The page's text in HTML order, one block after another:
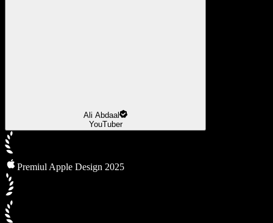
Ali Abdaal
YouTuber
Premiul Apple Design 2025